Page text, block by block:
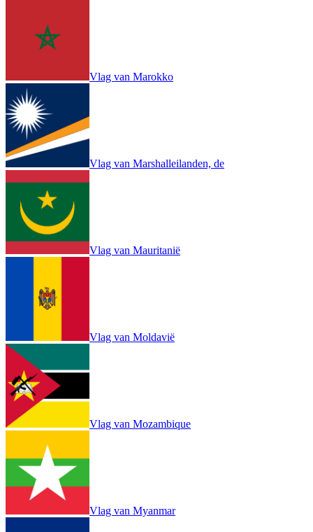
Vlag van Marokko
Vlag van Marshalleilanden, de
Vlag van Mauritanië
Vlag van Moldavië
Vlag van Mozambique
Vlag van Myanmar